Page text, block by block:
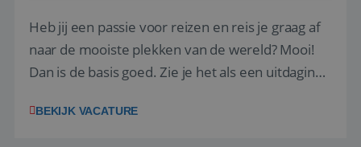
Heb jij een passie voor reizen en reis je graag af
naar de mooiste plekken van de wereld? Mooi!
Dan is de basis goed. Zie je het als een uitdaging
het samenstellen en boeken van de perfecte
BEKIJK VACATURE